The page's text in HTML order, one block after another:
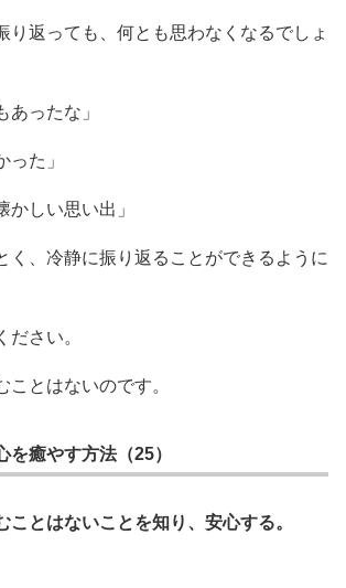
り返っても、何とも思わなくなるでしょ
あったな」
った」
かしい思い出」
く、冷静に振り返ることができるように
ださい。
ことはないのです。
を癒やす方法（25）
ことはないことを知り、安心する。